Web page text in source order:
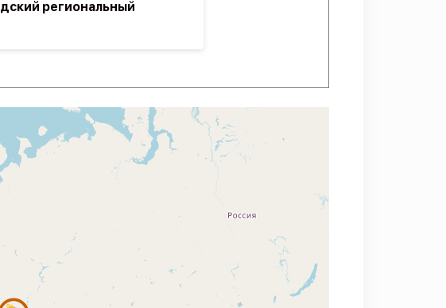
региональный